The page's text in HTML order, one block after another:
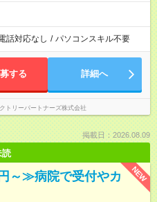
話対応なし / パソコンスキル不要
する 詳細へ
トリーパートナーズ株式会社
掲載日：2026.08.09
読
NEW
～≫病院で受付やカ